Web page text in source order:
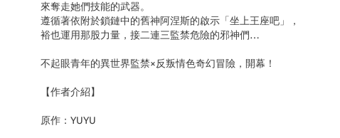
來奪走她們技能的武器。
遵循著依附於鎖鏈中的舊神阿涅斯的啟示「坐上王座吧」，
裕也運用那股力量，接二連三監禁危險的邪神們…
不起眼青年的異世界監禁×反叛情色奇幻冒險，開幕！
【作者介紹】
原作：YUYU